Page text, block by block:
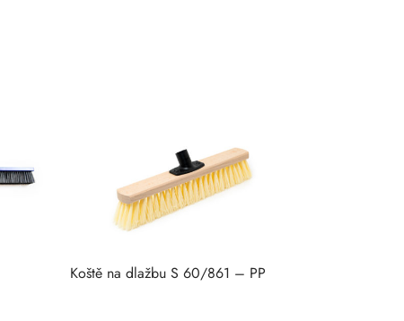
Koště na dlažbu S 60/861 – PP